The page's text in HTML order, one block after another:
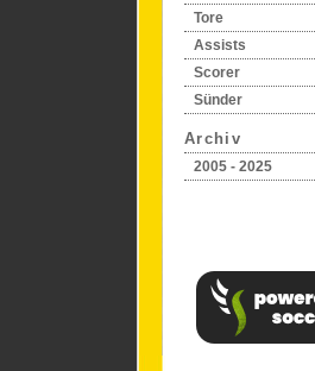
Tore
Assists
Scorer
Sünder
Archiv
2005 - 2025